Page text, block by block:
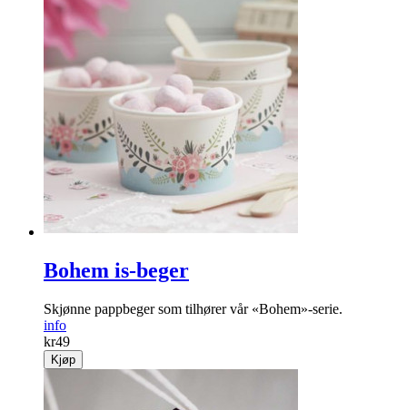
Bohem is-beger
Skjønne pappbeger som tilhører vår «Bohem»-serie.
info
kr49
Kjøp